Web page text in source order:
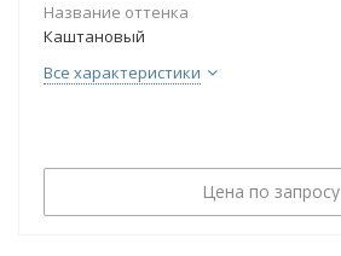
Название оттенка
Каштановый
Все характеристики
Цена по запросу